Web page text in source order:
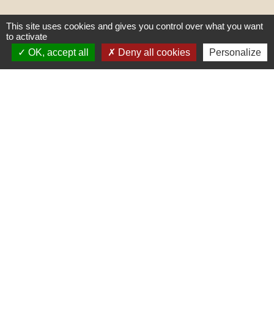
Liens
This site uses cookies and gives you control over what you want
to activate
OK, accept all
Deny all cookies Personalize